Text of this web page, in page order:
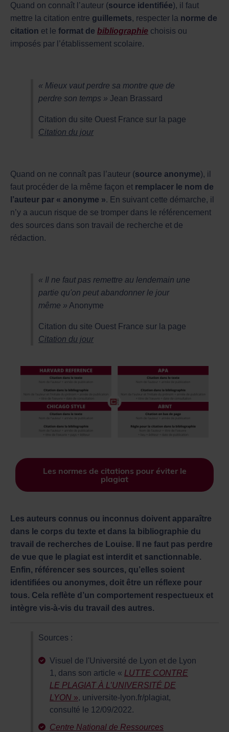
Quand on connaît l’auteur (source identifiée), il faut
mettre la citation entre guillemets, respecter la norme de
citation et le format de bibliographie choisis ou
imposés par l’établissement scolaire.
« Mieux vaut perdre sa montre que de
perdre son temps » Jean Brassard
Citation du site Ouest France sur la page
Citation du jour
Quand on ne connaît pas l’auteur (source anonyme), il
faut procéder de la même façon et remplacer le nom de
l’auteur par « anonyme ». En suivant cette démarche, il
n’y a aucun risque de se tromper dans le référencement
des sources dans son travail de recherche et de
rédaction.
« Il ne faut pas remettre au lendemain une
partie qu'on peut abandonner le jour
même » Anonyme
Citation du site Ouest France sur la page
Citation du jour
Les normes de citations pour éviter le
plagiat
Les auteurs connus ou inconnus doivent apparaître
dans le corps du texte et dans la bibliographie du
travail de recherches de Louise. Il ne faut pas perdre
de vue que le plagiat est interdit et sanctionnable.
Enfin, référencer ses sources, qu’elles soient
identifiées ou anonymes, doit être un réflexe pour
tous. Cela reflète d’un comportement respectueux et
intègre vis-à-vis du travail des autres.
Sources :
Visuel de l'Université de Lyon et de Lyon
1, dans son article « LUTTE CONTRE
LE PLAGIAT À L’UNIVERSITÉ DE
LYON », universite-lyon.fr/plagiat,
consulté le 12/09/2022.
Centre National de Ressources